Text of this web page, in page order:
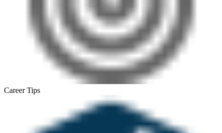
Career Tips